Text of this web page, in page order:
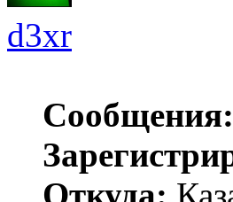
d3xr
Сообщения: